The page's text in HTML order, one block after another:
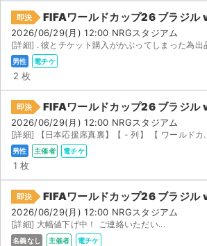
即決 FIFAワールドカップ26 ブラジル
2026/06/29(月) 12:00 NRGスタジアム
[詳細] . 彼とチケット購入がかぶってしまった為出
男性 電チケ
2 枚
即決 FIFAワールドカップ26 ブラジル
2026/06/29(月) 12:00 NRGスタジアム
[詳細] 【日本応援席真裏】【 - 列】 【 ワールドカ
男性 主催者 電チケ
1 枚
即決 FIFAワールドカップ26 ブラジル
2026/06/29(月) 12:00 NRGスタジアム
[詳細] 大幅値下げ中！ ご連絡いただい...
名義なし 主催者 電チケ